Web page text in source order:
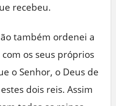
recebeu.
também ordenei a
com os seus próprios
o Senhor, o Deus de
dois reis. Assim